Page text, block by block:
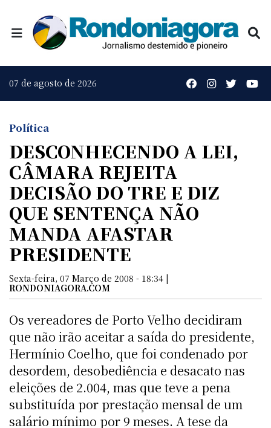
07 de agosto de 2026
Política
DESCONHECENDO A LEI,
CÂMARA REJEITA
DECISÃO DO TRE E DIZ
QUE SENTENÇA NÃO
MANDA AFASTAR
PRESIDENTE
Sexta-feira, 07 Março de 2008 - 18:34 |
RONDONIAGORA.COM
Os vereadores de Porto Velho decidiram
que não irão aceitar a saída do presidente,
Hermínio Coelho, que foi condenado por
desordem, desobediência e desacato nas
eleições de 2.004, mas que teve a pena
substituída por prestação mensal de um
salário mínimo por 9 meses. A tese da